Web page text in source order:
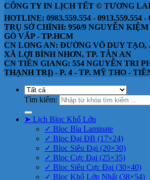
CÔNG TY IN LỊCH TẾT © TƯƠNG
HOTLINE: 0983.559.554 - 0913.559.554 -
TRỤ SỞ CHÍNH: 950/9 NGUYỄN KIỆM
GÒ VẤP - TP.HCM
CN LONG AN: ĐƯỜNG VÕ DUY TẠO,
XÃ LỢI BÌNH NHƠN, TP. TÂN AN
CN TIỀN GIANG: 554 NGUYỄN TRI
THẠNH TRỊ) - P. 4 - TP. MỸ THO -
Tìm kiếm:
➤ Lịch Bloc Khổ Lớn
✓ Bloc Bìa Laminate
✓ Bloc Đại ĐB (17×24)
✓ Bloc Siêu Đại (20×30)
✓ Bloc Cực Đại (25×35)
✓ Bloc Siêu Cực Đại (30×40)
✓ Bloc Khổ Lớn Nhất (38×54)